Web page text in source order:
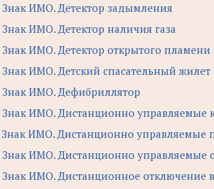
Знак ИМО. Детектор задымления
Знак ИМО. Детектор наличия газа
Знак ИМО. Детектор открытого пламени
Знак ИМО. Детский спасательный жилет
Знак ИМО. Дефибриллятор
Знак ИМО. Дистанционно управляемые
Знак ИМО. Дистанционно
Знак ИМО. Дистанционно управляемые
Знак ИМО. Дистанционное отключение